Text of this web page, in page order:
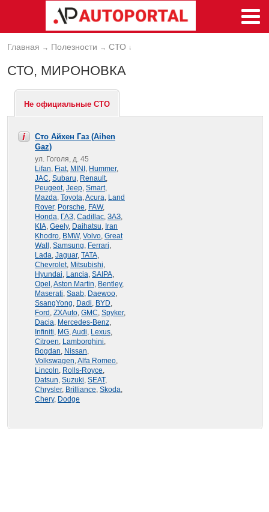
Главная → Полезности → СТО ↓
СТО, МИРОНОВКА
Не официальные СТО
Сто Айхен Газ (Aihen
Gaz)
ул. Гоголя, д. 45
Lifan, Fiat, MINI , Hummer,
JAC, Subaru, Renault,
Peugeot, Jeep, Smart,
Mazda, Toyota,Acura, Land
Rover, Porsche, FAW,
Honda, ГАЗ, Cadillac, ЗАЗ,
KIA, Geely, Daihatsu, Iran
Khodro, BMW, Volvo, Great
Wall , Samsung, Ferrari,
Lada, Jaguar, TATA,
Chevrolet, Mitsubishi,
Hyundai, Lancia, SAIPA,
Opel ,Aston Martin, Bentley,
Maserati, Saab, Daewoo,
SsangYong, Dadi, BYD,
Ford , ZXAuto, GMC, Spyker,
Dacia, Mercedes-Benz,
Infiniti, MG,Audi, Lexus,
Citroen, Lamborghini,
Bogdan, Nissan,
Volkswagen,Alfa Romeo,
Lincoln, Rolls-Royce,
Datsun, Suzuki, SEAT,
Chrysler, Brilliance, Skoda,
Chery, Dodge